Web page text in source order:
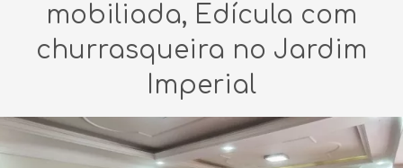
mobiliada, Edícula com
churrasqueira no Jardim
Imperial